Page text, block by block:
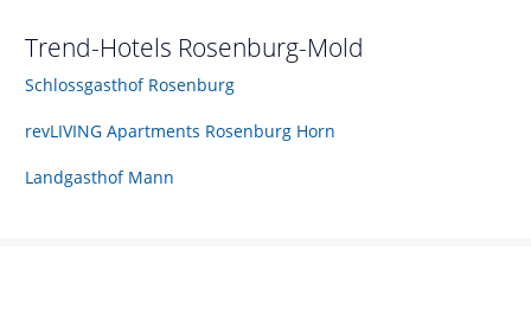
Trend-Hotels Rosenburg-Mold
Schlossgasthof Rosenburg
revLIVING Apartments Rosenburg Horn
Landgasthof Mann